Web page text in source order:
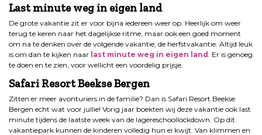
Last minute weg in eigen land
De grote vakantie zit er voor bijna iedereen weer op. Heerlijk om weer
terug te keren naar het dagelijkse ritme, maar ook een goed moment
om na te denken over de volgende vakantie, de herfstvakantie. Altijd leuk
is om dan te kijken naar last minute weg in eigen land
. Er is genoeg
te doen en te zien, voor wellicht een voordelig prijsje.
Safari Resort Beekse Bergen
Zitten er meer avonturiers in de familie? Dan is Safari Resort Beekse
Bergen echt wat voor jullie! Vorig jaar boekten wij deze vakantie ook last
minute tijdens de laatste week van de lagereschoollockdown. Op dit
vakantiepark kunnen de kinderen volledig hun ei kwijt. Van klimmen en